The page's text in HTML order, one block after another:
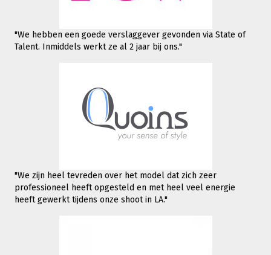
"We hebben een goede verslaggever gevonden via State of
Talent. Inmiddels werktze al 2 jaar bij ons."
"We zijn heel tevreden over het model dat zich zeer
professioneel heeft opgesteld en met heel veel energie
heeft gewerkt tijdens onze shoot in LA."